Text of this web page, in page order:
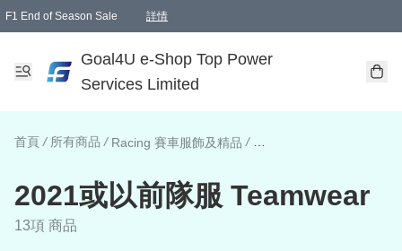
F1 End of Season Sale 詳情
Goal4U e-Shop Top Power
Services Limited
首頁 / 所有商品 / Racing 賽車服飾及精品 /
2021或以前隊服 Teamwear
13項 商品